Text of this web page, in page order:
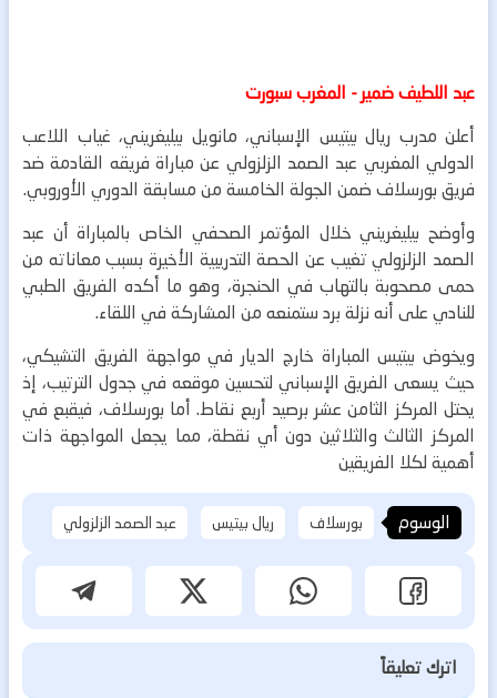
عبد اللطيف ضمير - المغرب سبورت
أعلن مدرب ريال بيتيس الإسباني، مانويل بيليغريني، غياب اللاعب
الدولي المغربي عبد الصمد الزلزولي عن مباراة فريقه القادمة ضد
فريق بورسلاف ضمن الجولة الخامسة من مسابقة الدوري الأوروبي.
وأوضح بيليغريني خلال المؤتمر الصحفي الخاص بالمباراة أن عبد
الصمد الزلزولي تغيب عن الحصة التدريبية الأخيرة بسبب معاناته من
حمى مصحوبة بالتهاب في الحنجرة، وهو ما أكده الفريق الطبي
للنادي على أنه نزلة برد ستمنعه من المشاركة في اللقاء.
ويخوض بيتيس المباراة خارج الديار في مواجهة الفريق التشيكي،
حيث يسعى الفريق الإسباني لتحسين موقعه في جدول الترتيب، إذ
يحتل المركز الثامن عشر برصيد أربع نقاط. أما بورسلاف، فيقبع في
المركز الثالث والثلاثين دون أي نقطة، مما يجعل المواجهة ذات
أهمية لكلا الفريقين
الوسوم بورسلاف ريال بيتيس عبد الصمد الزلزولي
اترك تعليقاً